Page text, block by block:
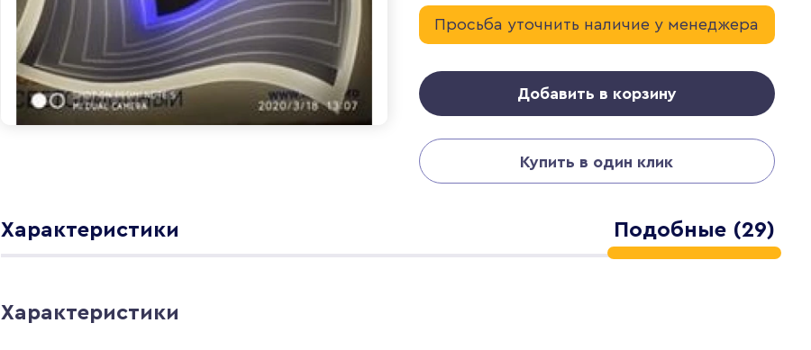
Просьба уточнить наличие у менеджера
Добавить в корзину
Купить в один клик
Характеристики Подобные (29)
Характеристики